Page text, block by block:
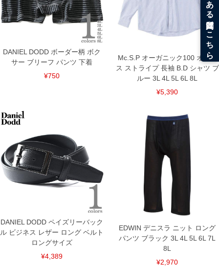
DANIEL DODD ボーダー柄 ボク
サー ブリーフ パンツ 下着
¥750
Mc.S.P オーガニック100 オック
ス ストライプ 長袖 B.D シャツ ブ
ルー 3L 4L 5L 6L 8L
¥5,390
DANIEL DODD ペイズリーバック
ル ビジネス レザー ロング ベルト
ロングサイズ
¥4,389
EDWIN デニスラ ニット ロング
パンツ ブラック 3L 4L 5L 6L 7L
8L
¥2,970